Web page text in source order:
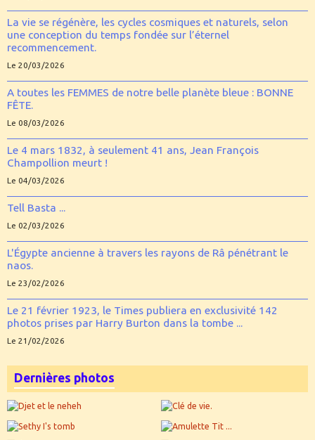
La vie se régénère, les cycles cosmiques et naturels, selon
une conception du temps fondée sur l’éternel
recommencement.
Le 20/03/2026
A toutes les FEMMES de notre belle planète bleue : BONNE
FÊTE.
Le 08/03/2026
Le 4 mars 1832, à seulement 41 ans, Jean François
Champollion meurt !
Le 04/03/2026
Tell Basta ...
Le 02/03/2026
L'Égypte ancienne à travers les rayons de Râ pénétrant le
naos.
Le 23/02/2026
Le 21 février 1923, le Times publiera en exclusivité 142
photos prises par Harry Burton dans la tombe ...
Le 21/02/2026
Dernières photos